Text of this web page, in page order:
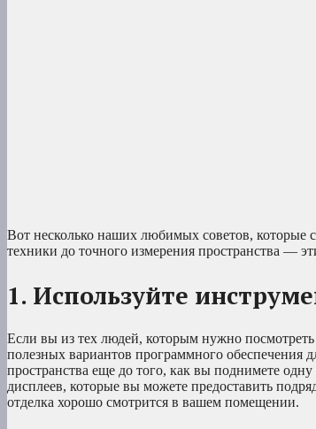
Вот несколько наших любимых советов, которые
техники до точного измерения пространства —
1. Используйте
Если вы из тех людей, которым нужно
полезных вариантов программного обеспечения
пространства еще до того, как вы поднимете
дисплеев, которые вы можете предоставить
отделка хорошо смотрится в вашем помещении.